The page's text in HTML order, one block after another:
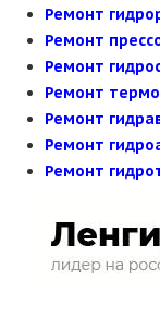
Ремонт
Ремонт
Ремонт
Ремонт
Ремонт
Ремонт
Ремонт